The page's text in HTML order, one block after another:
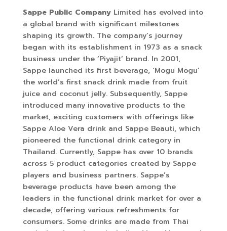
Sappe Public CompanyLimited has evolved into
a global brand with significant milestones
shaping its growth. The company’s journey
began with its establishment in 1973 as a snack
business under the ‘Piyajit’ brand. In 2001,
Sappe launched its first beverage, ‘Mogu Mogu’
the world’s first snack drink made from fruit
juice and coconut jelly. Subsequently, Sappe
introduced many innovative products to the
market, exciting customers with offerings like
Sappe Aloe Vera drink and Sappe Beauti, which
pioneered the functional drink category in
Thailand. Currently, Sappe has over 10 brands
across 5 product categories created by Sappe
players and business partners. Sappe’s
beverage products have been among the
leaders in the functional drink market for over a
decade, offering various refreshments for
consumers. Some drinks are made from Thai